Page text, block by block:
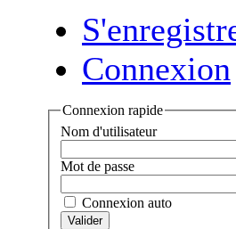
Connexion
Connexion rapide
Nom d'utilisateur
Mot de passe
Connexion auto